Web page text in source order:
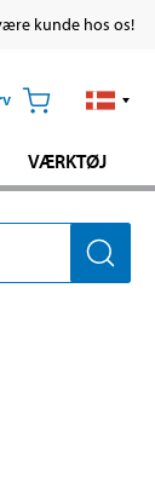
kunde hos os!
VÆRKTØJ